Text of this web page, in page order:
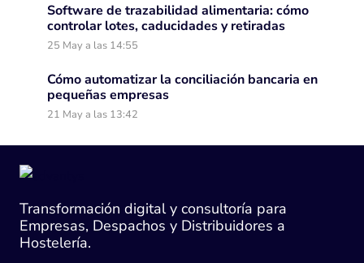
Software de trazabilidad alimentaria: cómo
controlar lotes, caducidades y retiradas
25 May a las 14:55
Cómo automatizar la conciliación bancaria en
pequeñas empresas
21 May a las 13:42
Transformación digital y consultoría para
Empresas, Despachos y Distribuidores a
Hostelería.